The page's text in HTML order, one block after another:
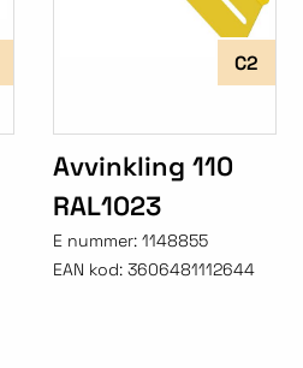
C2
Avvinkling 110
RAL1023
E nummer: 1148855
EAN kod: 3606481112644